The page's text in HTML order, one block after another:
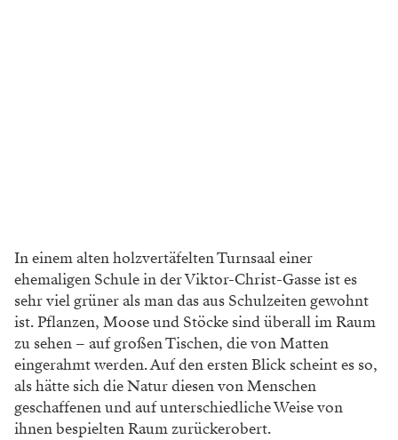
In einem alten holzvertäfelten Turnsaal einer
ehemaligen Schule in der Viktor-Christ-Gasse ist es
sehr viel grüner als man das aus Schulzeiten gewohnt
ist. Pflanzen, Moose und Stöcke sind überall im Raum
zu sehen – auf großen Tischen, die von Matten
eingerahmt werden. Auf den ersten Blick scheint es so,
als hätte sich die Natur diesen von Menschen
geschaffenen und auf unterschiedliche Weise von
ihnen bespielten Raum zurückerobert.